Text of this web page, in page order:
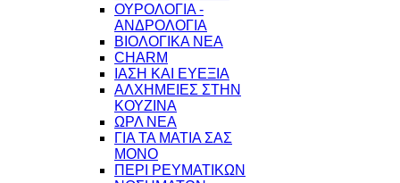
ΟΥΡΟΛΟΓΙΑ -
ΑΝΔΡΟΛΟΓΙΑ
ΒΙΟΛΟΓΙΚΑ ΝΕΑ
CHARM
ΙΑΣΗ ΚΑΙ ΕΥΕΞΙΑ
ΑΛΧΗΜΕΙΕΣ ΣΤΗΝ
ΚΟΥΖΙΝΑ
ΩΡΛ ΝEA
ΓΙΑ ΤΑ ΜΑΤΙΑ ΣΑΣ
ΜΟΝΟ
ΠΕΡΙ ΡΕΥΜΑΤΙΚΩΝ